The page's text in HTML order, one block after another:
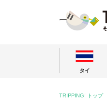
タイ
TRIPPING! トップ